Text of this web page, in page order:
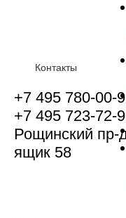
Контакты
+7 495 780-00-
+7 495 723-72-
Рощинский пр-
ящик 58